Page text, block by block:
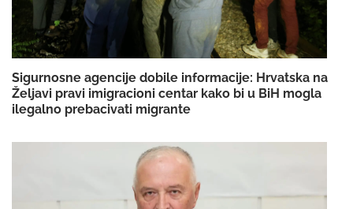
Sigurnosne agencije dobile informacije: Hrvatska na
Željavi pravi imigracioni centar kako bi u BiH mogla
ilegalno prebacivati migrante